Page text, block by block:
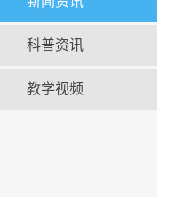
科普资讯
教学视频